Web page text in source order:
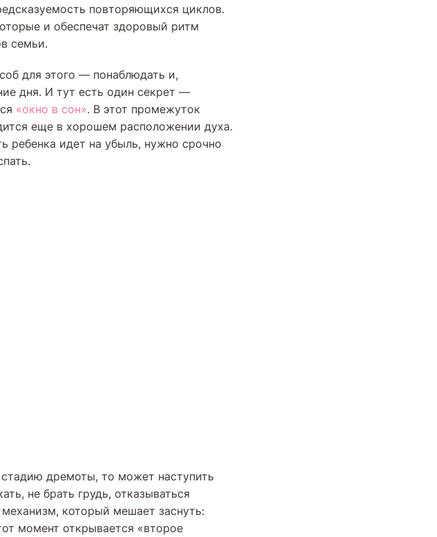
повторяющихся циклов.
и обеспечат здоровый ритм
семьи.
для этого — понаблюдать и,
дня. И тут есть один секрет —
«окно в сон». В этот промежуток
еще в хорошем расположении духа.
ребенка идет на убыль, нужно срочно
дремоты, то может наступить
не брать грудь, отказываться
который мешает заснуть:
момент открывается «второе